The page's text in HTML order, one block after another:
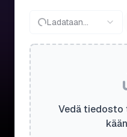
Ladataan...
Vedä tiedosto